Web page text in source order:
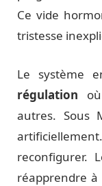
Ce vide
tristesse
Le système
régulation
autres. Sous
reconfigurer.
réapprendre à